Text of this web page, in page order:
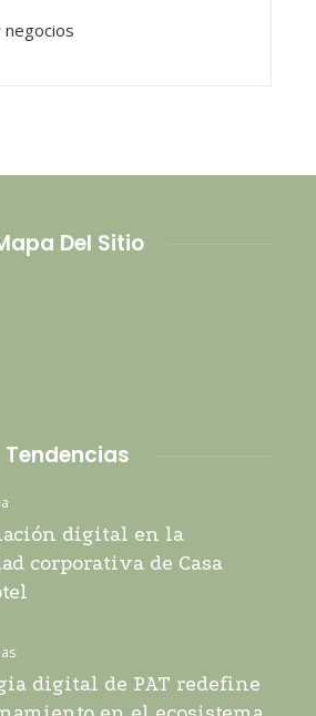
Del Sitio
Tendencias
digital en la
corporativa de Casa
digital de PAT redefine